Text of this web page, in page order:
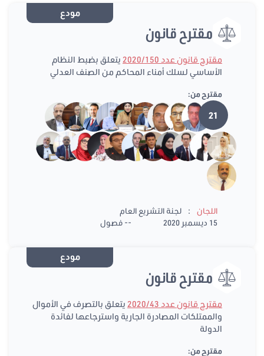
مودع
مقترح قانون
مقترح قانون عدد 2020/150
يتعلق بضبط النظام
الأساسي لسلك أمناء المحاكم من الصنف العدلي
مقترح من:
21
اللجان :
لجنة التشريع العام
15 ديسمبر 2020
-- فصول
مودع
مقترح قانون
مقترح قانون عدد 2020/43
يتعلق بالتصرف في الأموال
والممتلكات المصادرة الجارية واسترجاعها لفائدة
الدولة
مقترح من: